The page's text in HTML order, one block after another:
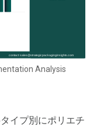
Analysis
イプ別にポリエチ